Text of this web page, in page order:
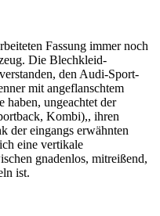
Fassung immer noch
Die Blechkleid-
den Audi-Sport-
mit angeflanschtem
haben, ungeachtet der
Kombi),, ihren
der eingangs erwähnten
eine vertikale
gnadenlos, mitreißend,
ist.